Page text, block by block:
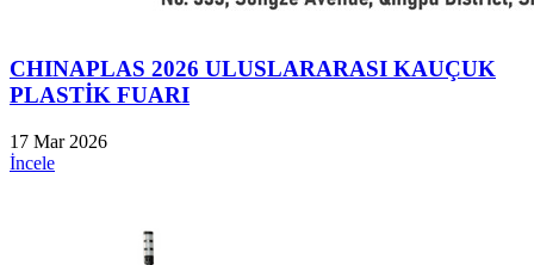
CHINAPLAS 2026 ULUSLARARASI KAUÇUK
PLASTİK FUARI
17 Mar 2026
İncele